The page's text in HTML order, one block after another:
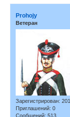
Prohojy
Ветеран
Зарегистрирован:
Приглашений: 0
Сообщений: 513